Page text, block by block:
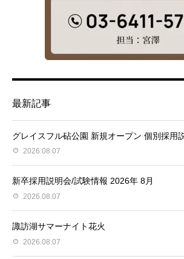
最新記事
グレイスフル砧公園 新規オープン 個別採用
2026.08.07
新卒採用説明会/試験情報 2026年 8月
2026.08.07
諏訪湖サマーナイト花火
2026.08.07